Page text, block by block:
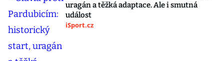
uragán a těžká adaptace. Ale i smutná
událost
iSport.cz